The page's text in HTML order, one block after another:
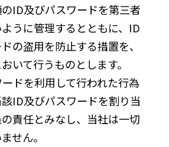
ID及びパスワードを第三者
うに管理するとともに、ID
の盗用を防止する措置を、
いて行うものとします。
ドを利用して行われた行為
ID及びパスワードを割り当
責任とみなし、当社は一切
せん。